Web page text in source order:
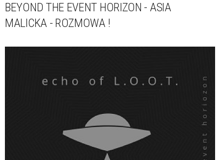
BEYOND THE EVENT HORIZON - ASIA
MALICKA - ROZMOWA !